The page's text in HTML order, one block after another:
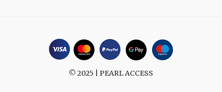
© 2025 | PEARL ACCESS